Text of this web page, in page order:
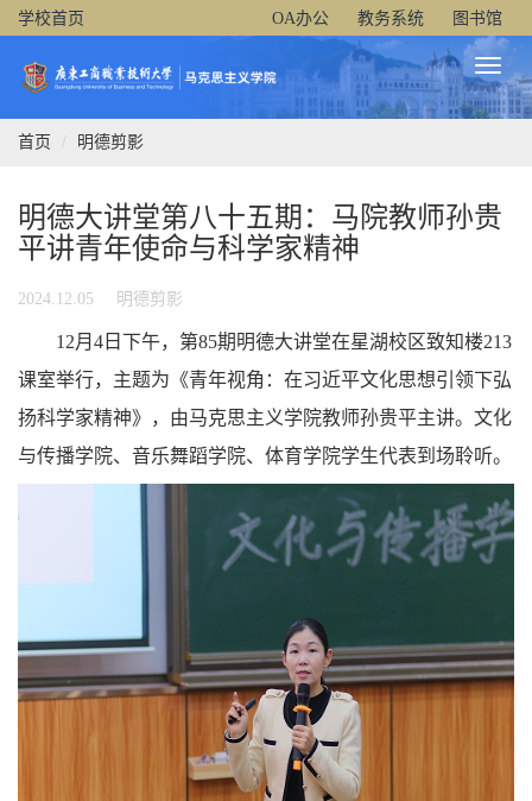
学校首页 OA办公 教务系统 图书馆
Toggle
首页
明德剪影
明德大讲堂第八十五期：马院教师孙贵
平讲青年使命与科学家精神
2024.12.05 明德剪影
12月4日下午，第85期明德大讲堂在星湖校区致知楼213
课室举行，主题为《青年视角：在习近平文化思想引领下弘
扬科学家精神》，由马克思主义学院教师孙贵平主讲。文化
与传播学院、音乐舞蹈学院、体育学院学生代表到场聆听。